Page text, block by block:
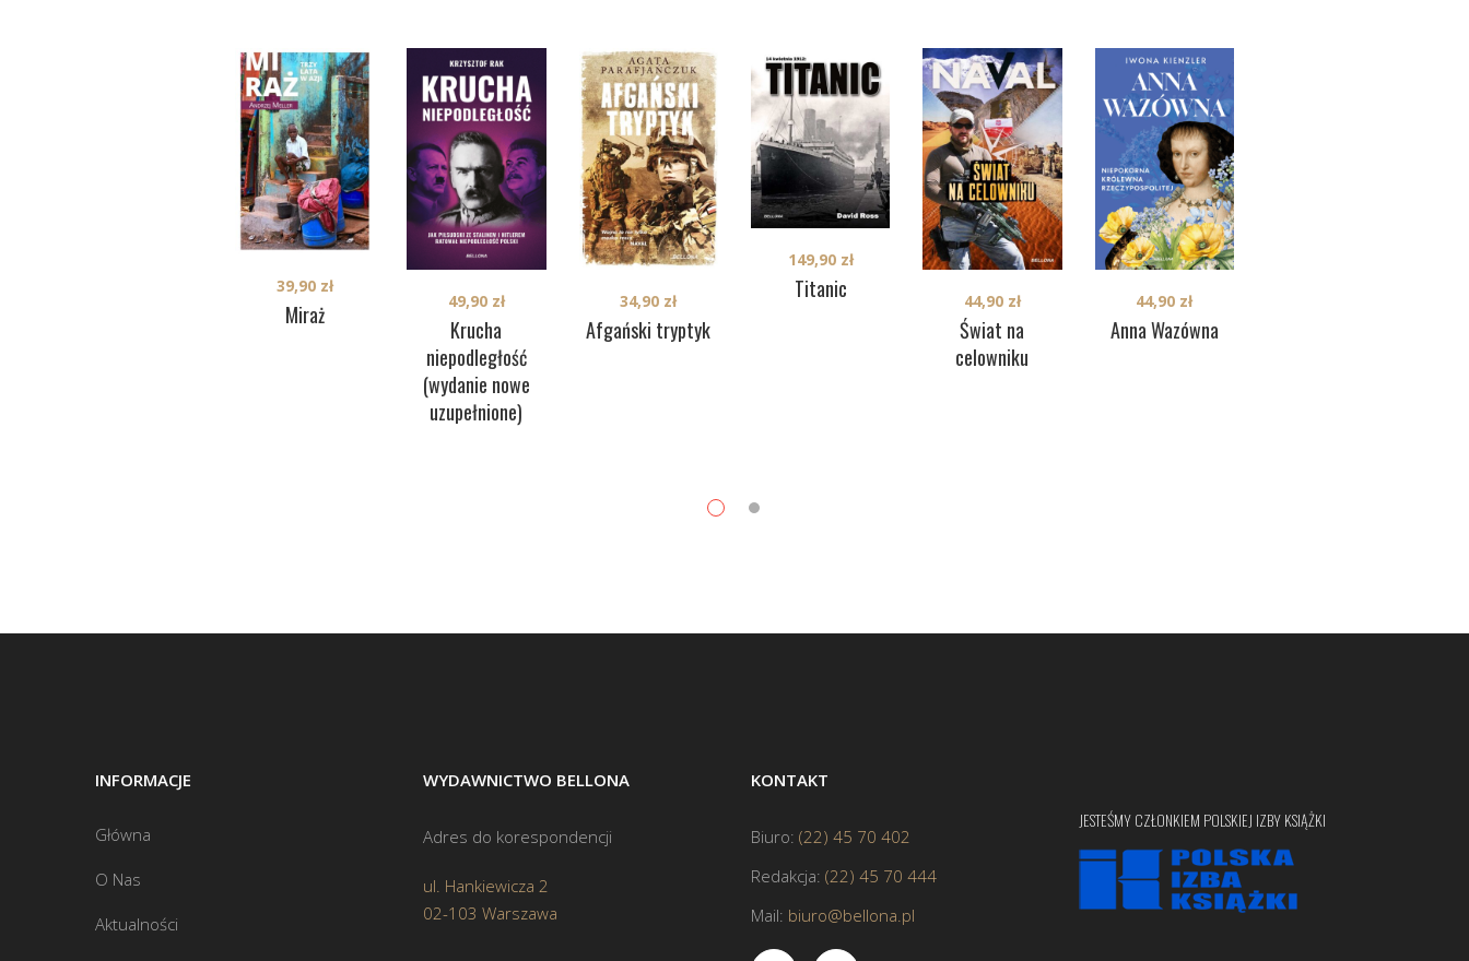
Miraż
39,90 zł
Krucha
niepodległość
(wydanie nowe
uzupełnione)
49,90 zł
Afgański tryptyk
34,90 zł Titanic
149,90 zł
Świat na
celowniku
44,90 zł
Anna Wazówna
44,90 zł
INFORMACJE
Główna
O Nas
Aktualności
WYDAWNICTWO BELLONA
Adres do korespondencji
ul. Hankiewicza 2
02-103 Warszawa
KONTAKT
Biuro: (22) 45 70 402
Redakcja: (22) 45 70 444
Mail: biuro@bellona.pl
JESTEŚMY CZŁONKIEM POLSKIEJ IZBY KSIĄŻKI